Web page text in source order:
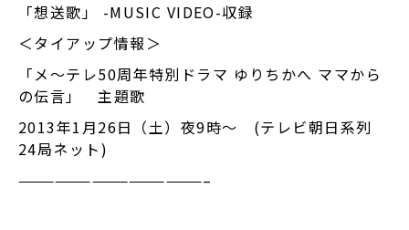
「想送歌」 -MUSIC VIDEO-収録
＜タイアップ情報＞
「メ〜テレ50周年特別ドラマ ゆりちかへ ママから
の伝言」 主題歌
2013年1月26日（土）夜9時〜 (テレビ朝日系列
24局ネット)
———————————————–